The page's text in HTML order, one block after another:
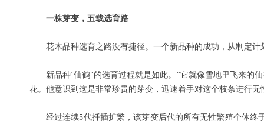
一株芽变，五载选育路
花木品种选育之路没有捷径。一个新品种的成功，从制定
新品种‘仙鹤’的选育过程就是如此。“它就像雪地里飞来的
花。他意识到这是非常珍贵的芽变，迅速着手对这个枝条进行无
经过连续5代扦插扩繁，该芽变后代的所有无性繁殖个体